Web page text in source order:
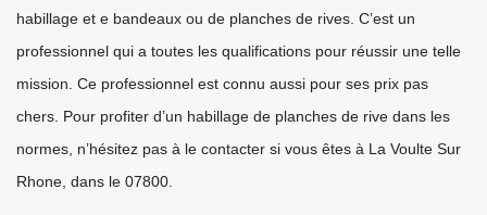
habillage et e bandeaux ou de planches de rives. C’est un
professionnel qui a toutes les qualifications pour réussir une telle
mission. Ce professionnel est connu aussi pour ses prix pas
chers. Pour profiter d’un habillage de planches de rive dans les
normes, n’hésitez pas à le contacter si vous êtes à La Voulte Sur
Rhone, dans le 07800.